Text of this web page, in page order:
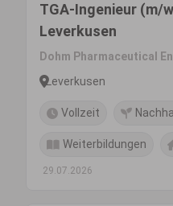
TGA-Ingenieur (m/
Leverkusen
Dohm Pharmaceutical
Leverkusen
Vollzeit
Weiterbildungen
29.07.2026